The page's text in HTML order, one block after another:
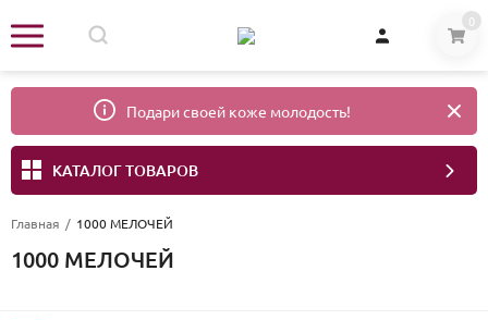
0
Подари своей коже молодость!
КАТАЛОГ ТОВАРОВ
Главная / 1000 МЕЛОЧЕЙ
1000 МЕЛОЧЕЙ